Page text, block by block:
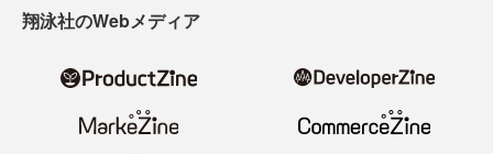
翔泳社のWebメディア